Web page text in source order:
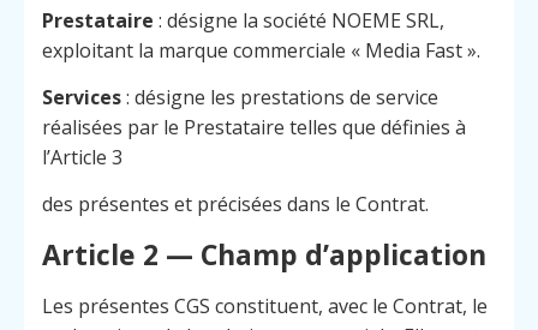
Prestataire : désigne la société NOEME SRL,
exploitant la marque commerciale « Media Fast ».
Services: désigne les prestations de service
réalisées par le Prestataire telles que définies à
l’Article 3
des présentes et précisées dans le Contrat.
Article 2 — Champ d’application
Les présentes CGS constituent, avec le Contrat, le